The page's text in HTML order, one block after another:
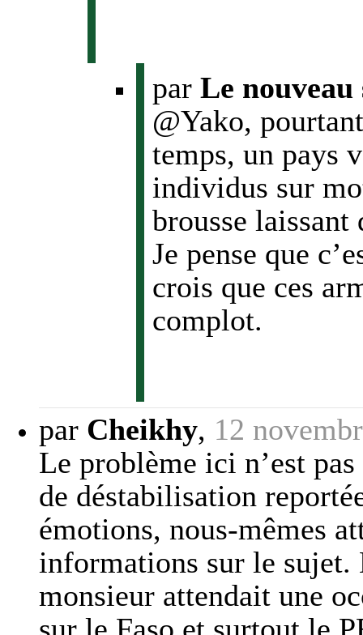
par Le nouveau
@Yako,
temps, un pays
individus sur
brousse laissant
Je pense que
crois que ces
complot.
par Cheikhy, 12
Le problème ici n’est
de déstabilisation
émotions, nous-mêmes
informations sur le sujet.
monsieur attendait une